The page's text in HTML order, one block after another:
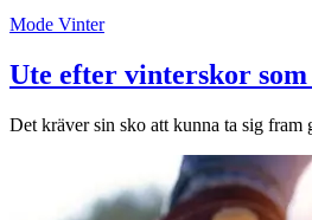
Butiker
Mat och
Mode Vinter
Ute efter vinterskor
Det kräver sin sko att kunna ta sig fram